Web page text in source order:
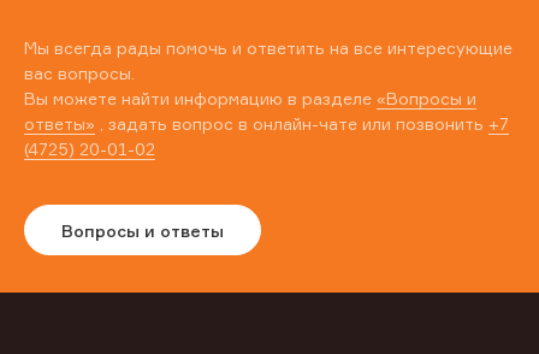
Мы всегда рады помочь и ответить на все интересующие
вас вопросы.
Вы можете найти информацию в разделе «Вопросы и
ответы» , задать вопрос в онлайн-чате или позвонить +7
(4725) 20-01-02
Вопросы и ответы